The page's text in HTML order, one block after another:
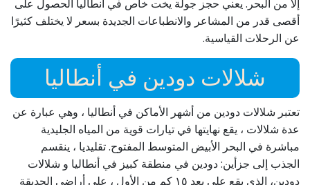
إلا من البحر. يعني حجز جولة يخت خاص في أنطاليا الحصول على
أقصى قدر من المشاعر والانطباعات الجديدة بسعر لا يختلف كثيرًا
عن الرحلات القياسية.
شلالات دودين في أنطاليا
تعتبر شلالات دودين من أشهر الأماكن في أنطاليا ، وهي عبارة عن
عدة شلالات ، يقع نهايتها في تيارات قوية من المياه الجليدية
مباشرة في البحر الأبيض المتوسط المفتوح. تقليديا ، ينقسم
الجذب إلى جزأين: دودين في منطقة كبيز في أنطاليا و شلالات
دودين، الذي يقع على بعد ١٥ كم من الأول ، على أراضي الحديقة